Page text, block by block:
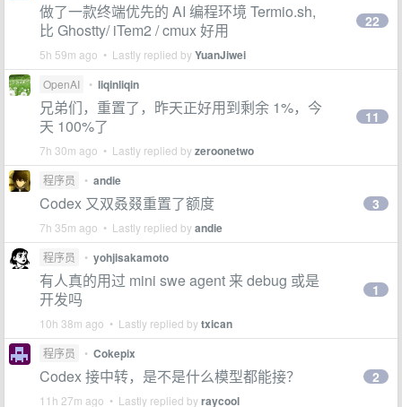
做了一款终端优先的 AI 编程环境 Termio.sh,
比 Ghostty/ iTem2 / cmux 好用
5h 59m ago • Lastly replied byYuanJiwei
22
OpenAI • liqinliqin
兄弟们，重置了，昨天正好用到剩余 1%，今
天 100%了
7h 30m ago • Lastly replied byzeroonetwo
11
程序员 • andie
Codex 又双叒叕重置了额度
7h 35m ago • Lastly replied byandie
3
程序员 • yohjisakamoto
有人真的用过 mini swe agent 来 debug 或是
开发吗
10h 38m ago • Lastly replied bytxican
1
程序员 • Cokepix
Codex 接中转，是不是什么模型都能接？
11h 27m ago • Lastly replied byraycool
2